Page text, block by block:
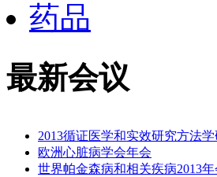
药品
最新会议
2013循证医学和实效研究方法
欧洲心脏病学会年会
世界帕金森病和相关疾病2013年